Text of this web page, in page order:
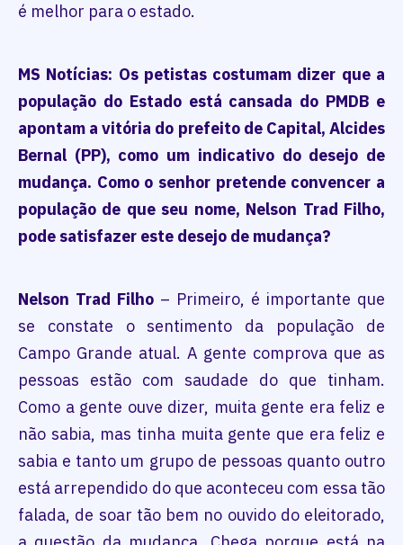
é melhor para o estado.
MS Notícias: Os petistas costumam dizer que a
população do Estado está cansada do PMDB e
apontam a vitória do prefeito de Capital, Alcides
Bernal (PP), como um indicativo do desejo de
mudança. Como o senhor pretende convencer a
população de que seu nome, Nelson Trad Filho,
pode satisfazer este desejo de mudança?
Nelson Trad Filho – Primeiro, é importante que
se constate o sentimento da população de
Campo Grande atual. A gente comprova que as
pessoas estão com saudade do que tinham.
Como a gente ouve dizer, muita gente era feliz e
não sabia, mas tinha muita gente que era feliz e
sabia e tanto um grupo de pessoas quanto outro
está arrependido do que aconteceu com essa tão
falada, de soar tão bem no ouvido do eleitorado,